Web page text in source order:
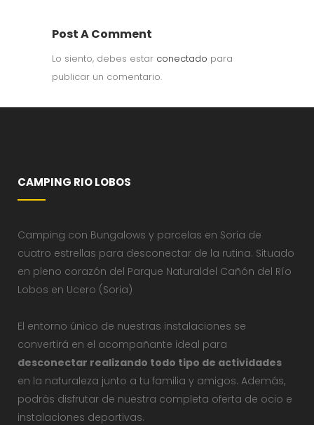
Post A Comment
Lo siento, debes estar conectado para
publicar un comentario.
CAMPING RIO LOBOS
Camping con Bungalows y parcelas en Soria de
cuatro estrellas para desconectar de la rutina. Situado
en pleno corazón del Parque Naturaldel Cañón del Río
Lobos en Ucero (Soria)
El entorno único de nuestras instalaciones se
convertirá en el acompañante ideal para
desconectar realizando todo tipo de actividades
en la naturaleza junto a tu familia y amigos. Además,
podrás disfrutar de nuestra completa oferta de ocio e
instalaciones deportivas.